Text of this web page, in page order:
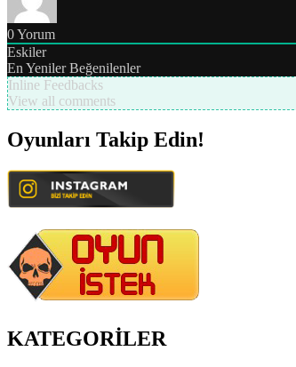
0Yorum
Eskiler
En Yeniler Beğenilenler
Inline Feedbacks
View all comments
Oyunları Takip Edin!
KATEGORİLER